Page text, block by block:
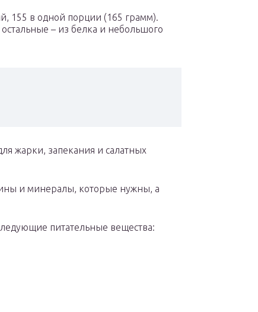
155 в одной порции (165 грамм).
– из белка и небольшого
жарки, запекания и салатных
и минералы, которые нужны, а
питательные вещества: